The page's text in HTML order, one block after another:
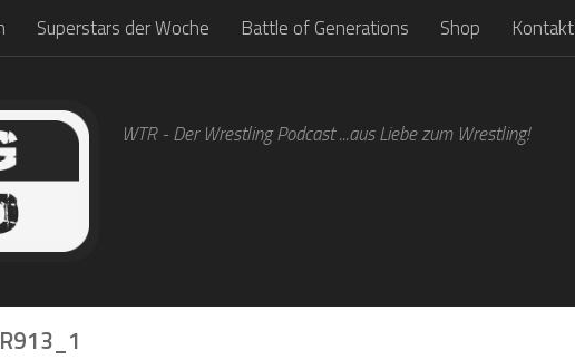
Superstars der Woche Battle of Generations Shop Kontakt
WTR - Der Wrestling Podcast ...aus Liebe zum Wrestling!